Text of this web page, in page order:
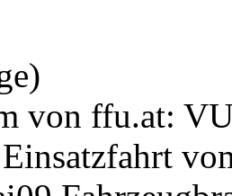
von ffu.at: